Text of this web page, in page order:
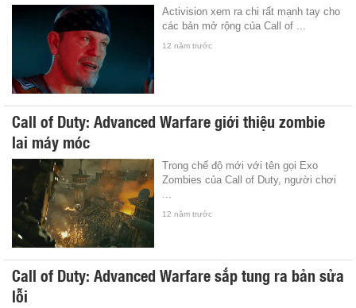
Activision xem ra chi rất mạnh tay cho
các bản mở rộng của Call of ...
12 năm trước
Call of Duty: Advanced Warfare giới thiệu zombie
lai máy móc
Trong chế độ mới với tên gọi Exo
Zombies của Call of Duty, người chơi
12 năm trước
Call of Duty: Advanced Warfare sắp tung ra bản sửa
lỗi